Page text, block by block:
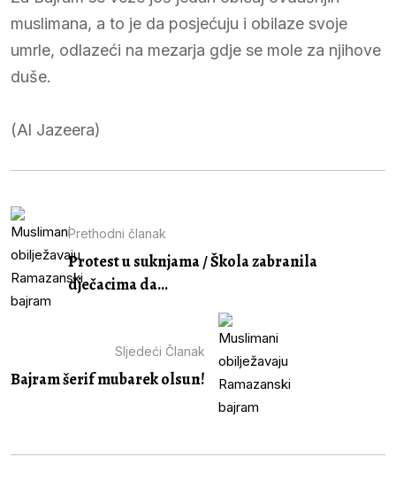
muslimana, a to je da posjećuju i obilaze svoje
umrle, odlazeći na mezarja gdje se mole za njihove
duše.
(Al Jazeera)
Prethodni članak
Protest u suknjama / Škola zabranila
dječacima da...
Sljedeći Članak
Bajram šerif mubarek olsun!